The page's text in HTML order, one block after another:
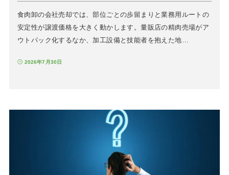
食肉卸の会社売却では、部位ごとの歩留まりと業務用ルートの
安定性が譲渡価格を大きく動かします。量販店の精肉売場がア
ウトパック化するなか、加工設備と技能者を抱えた地…
2026年7月30日